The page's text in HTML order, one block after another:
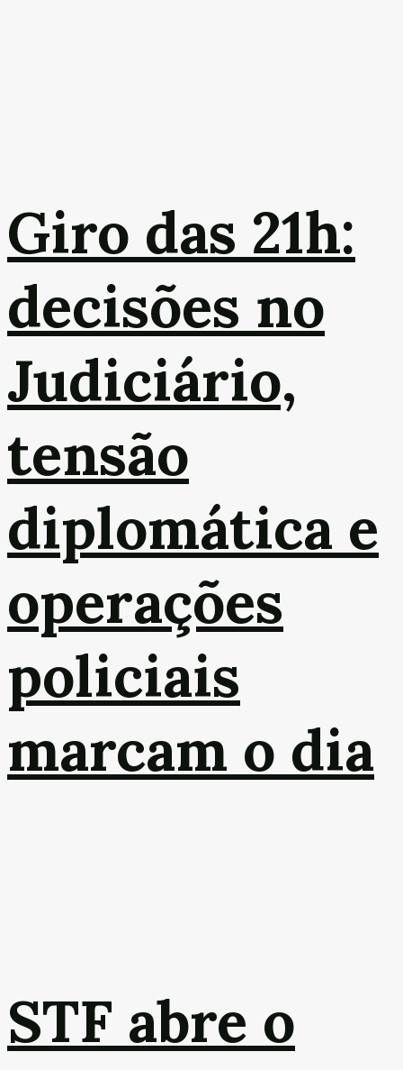
Giro das 21h:
decisões no
Judiciário,
tensão
diplomática e
operações
policiais
marcam o dia
STF abre o